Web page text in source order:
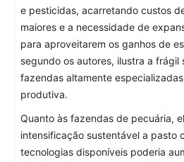
e pesticidas, acarretando custos
maiores e a necessidade de
para aproveitarem os ganhos de
segundo os autores, ilustra a
fazendas altamente
produtiva.
Quanto às fazendas de pecuária,
intensificação sustentável a pasto
tecnologias disponíveis poderia